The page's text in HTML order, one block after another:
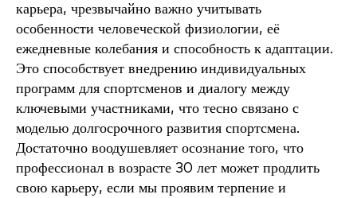
карьера, чрезвычайно важно учитывать
особенности человеческой физиологии, её
ежедневные колебания и способность к адаптации.
Это способствует внедрению индивидуальных
программ для спортсменов и диалогу между
ключевыми участниками, что тесно связано с
моделью долгосрочного развития спортсмена.
Достаточно воодушевляет осознание того, что
профессионал в возрасте 30 лет может продлить
свою карьеру, если мы проявим терпение и